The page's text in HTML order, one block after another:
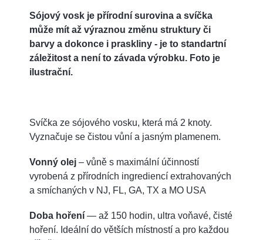
Sójový vosk je přírodní surovina a svíčka
může mít až výraznou změnu struktury či
barvy a dokonce i praskliny - je to standartní
záležitost a není to závada výrobku. Foto je
ilustrační.
Svíčka ze sójového vosku, která má 2 knoty.
Vyznačuje se čistou vůní a jasným plamenem.
Vonný olej – vůně s maximální účinností
vyrobená z přírodních ingrediencí extrahovaných
a smíchaných v NJ, FL, GA, TX a MO USA
Doba hoření — až 150 hodin, ultra voňavé, čisté
hoření. Ideální do větších místností a pro každou